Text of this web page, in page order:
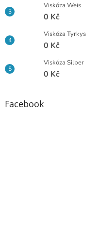
Viskóza Weis
0 Kč
Viskóza Tyrkys
0 Kč
Viskóza Silber
0 Kč
Facebook